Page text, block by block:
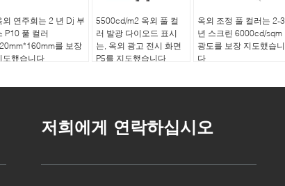
외 연주회는 2 년 Dj 부
P10 풀 컬러
를 보장
도했습니다
5500cd/m2 옥외 풀 컬
러 발광 다이오드 표시
는, 옥외 광고 전시 화면
P5를 지도했습니다
옥외 조정 풀 컬러는 2-3
년 스크린 6000cd/sqm
광도를 보장 지도했습니
다
저희에게 연락하십시오